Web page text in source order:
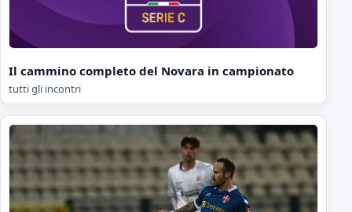
Il cammino completo del Novara in campionato
tutti gli incontri